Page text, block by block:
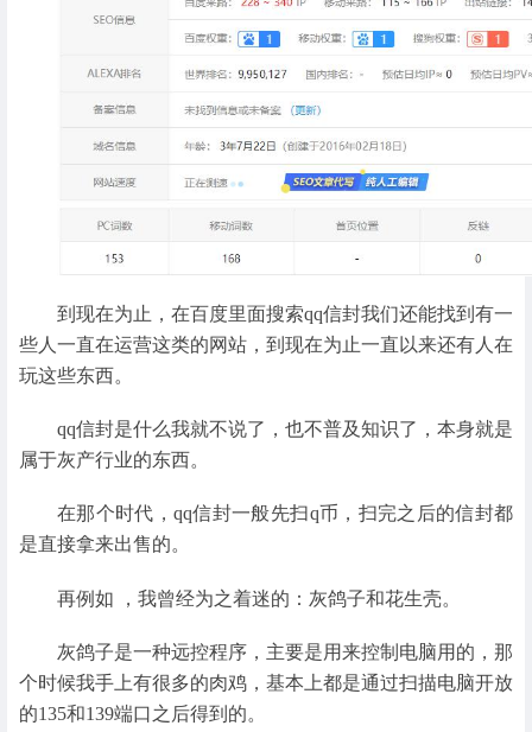
到现在为止，在百度里面搜索qq信封我们还能找到有一
些人一直在运营这类的网站，到现在为止一直以来还有人在
玩这些东西。
qq信封是什么我就不说了，也不普及知识了，本身就是
属于灰产行业的东西。
在那个时代，qq信封一般先扫q币，扫完之后的信封都
是直接拿来出售的。
再例如 ，我曾经为之着迷的：灰鸽子和花生壳。
灰鸽子是一种远控程序，主要是用来控制电脑用的，那
个时候我手上有很多的肉鸡，基本上都是通过扫描电脑开放
的135和139端口之后得到的。